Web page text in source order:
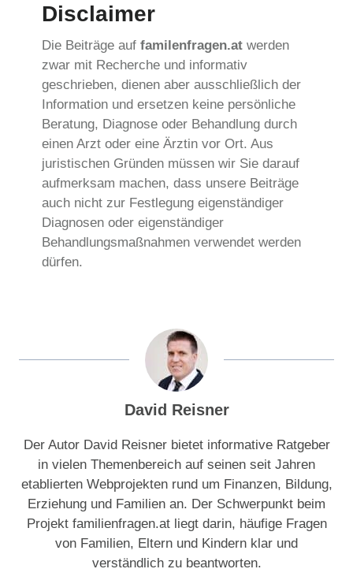
Disclaimer
Die Beiträge auf familenfragen.at werden
zwar mit Recherche und informativ
geschrieben, dienen aber ausschließlich der
Information und ersetzen keine persönliche
Beratung, Diagnose oder Behandlung durch
einen Arzt oder eine Ärztin vor Ort. Aus
juristischen Gründen müssen wir Sie darauf
aufmerksam machen, dass unsere Beiträge
auch nicht zur Festlegung eigenständiger
Diagnosen oder eigenständiger
Behandlungsmaßnahmen verwendet werden
dürfen.
David Reisner
Der Autor David Reisner bietet informative Ratgeber
in vielen Themenbereich auf seinen seit Jahren
etablierten Webprojekten rund um Finanzen, Bildung,
Erziehung und Familien an. Der Schwerpunkt beim
Projekt familienfragen.at liegt darin, häufige Fragen
von Familien, Eltern und Kindern klar und
verständlich zu beantworten.